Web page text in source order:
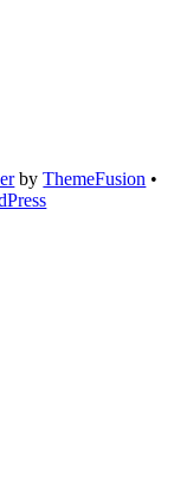
byThemeFusion •